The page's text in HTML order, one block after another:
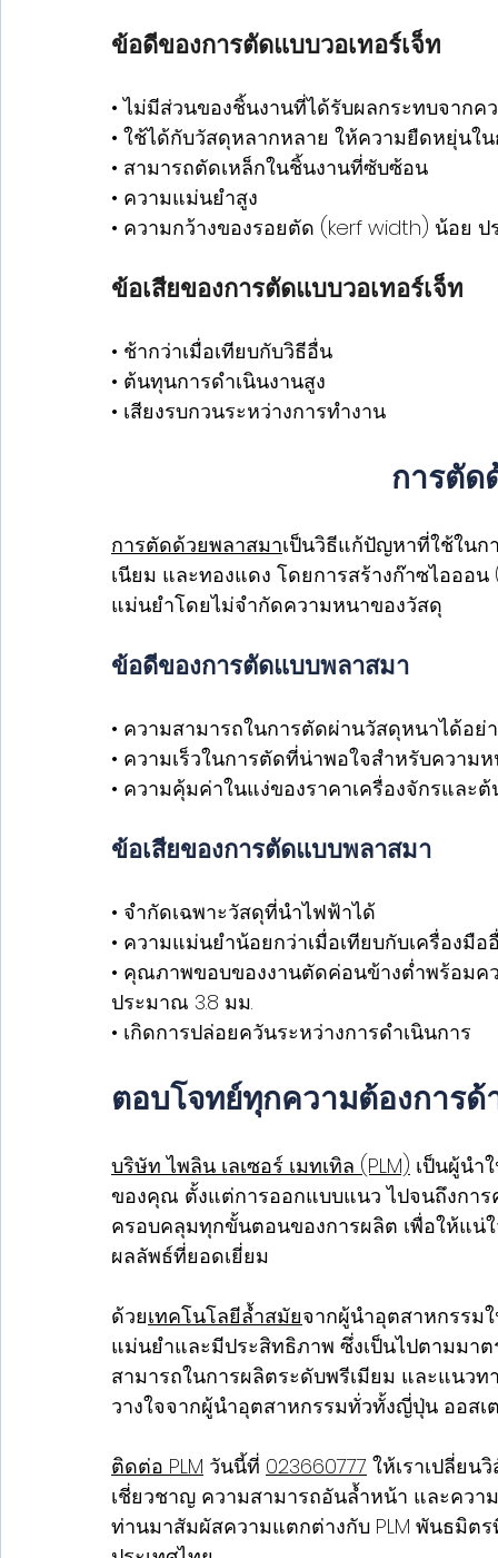
ข้อดีของการตัดแบบวอเทอร์เจ็ท
• ไม่มีส่วนของชิ้นงานที่ได้รับผลกระทบจากค
• ใช้ได้กับวัสดุหลากหลาย ให้ความยืดหยุ่นใ
• สามารถตัดเหล็กในชิ้นงานที่ซับซ้อน
• ความแม่นยำสูง
• ความกว้างของรอยตัด (kerf width) น้อย ป
ข้อเสียของการตัดแบบวอเทอร์เจ็ท
• ช้ากว่าเมื่อเทียบกับวิธีอื่น
• ต้นทุนการดำเนินงานสูง
• เสียงรบกวนระหว่างการทำงาน
การตัด
การตัดด้วยพลาสมาเป็นวิธีแก้ปัญหาที่ใช้ในก
เนียม และทองแดง โดยการสร้างก๊าซไอออ
แม่นยำโดยไม่จำกัดความหนาของวัสดุ
ข้อดีของการตัดแบบพลาสมา
• ความสามารถในการตัดผ่านวัสดุหนาได้อย่
• ความเร็วในการตัดที่น่าพอใจสำหรับความ
• ความคุ้มค่าในแง่ของราคาเครื่องจักรและ
ข้อเสียของการตัดแบบพลาสมา
• จำกัดเฉพาะวัสดุที่นำไฟฟ้าได้
• ความแม่นยำน้อยกว่าเมื่อเทียบกับเครื่องมือ
• คุณภาพขอบของงานตัดค่อนข้างต่ำพร้อมค
ประมาณ 3.8 มม.
• เกิดการปล่อยควันระหว่างการดำเนินการ
ตอบโจทย์ทุกความต้องการ
บริษัท ไพลิน เลเซอร์ เมทเทิล (PLM) เป็นผู้นำ
ของคุณ ตั้งแต่การออกแบบแนว ไปจนถึงกา
ครอบคลุมทุกขั้นตอนของการผลิต เพื่อให้แน่
ผลลัพธ์ที่ยอดเยี่ยม
ด้วยเทคโนโลยีล้ำสมัยจากผู้นำอุตสาหกรรม
แม่นยำและมีประสิทธิภาพ ซึ่งเป็นไปตามมา
สามารถในการผลิตระดับพรีเมียม และแนว
วางใจจากผู้นำอุตสาหกรรมทั่วทั้งญี่ปุ่น ออสเ
ติดต่อ PLM วันนี้ที่ 023660777 ให้เราเปลี่ย
เชี่ยวชาญ ความสามารถอันล้ำหน้า และควา
ท่านมาสัมผัสความแตกต่างกับ PLM พันธมิต